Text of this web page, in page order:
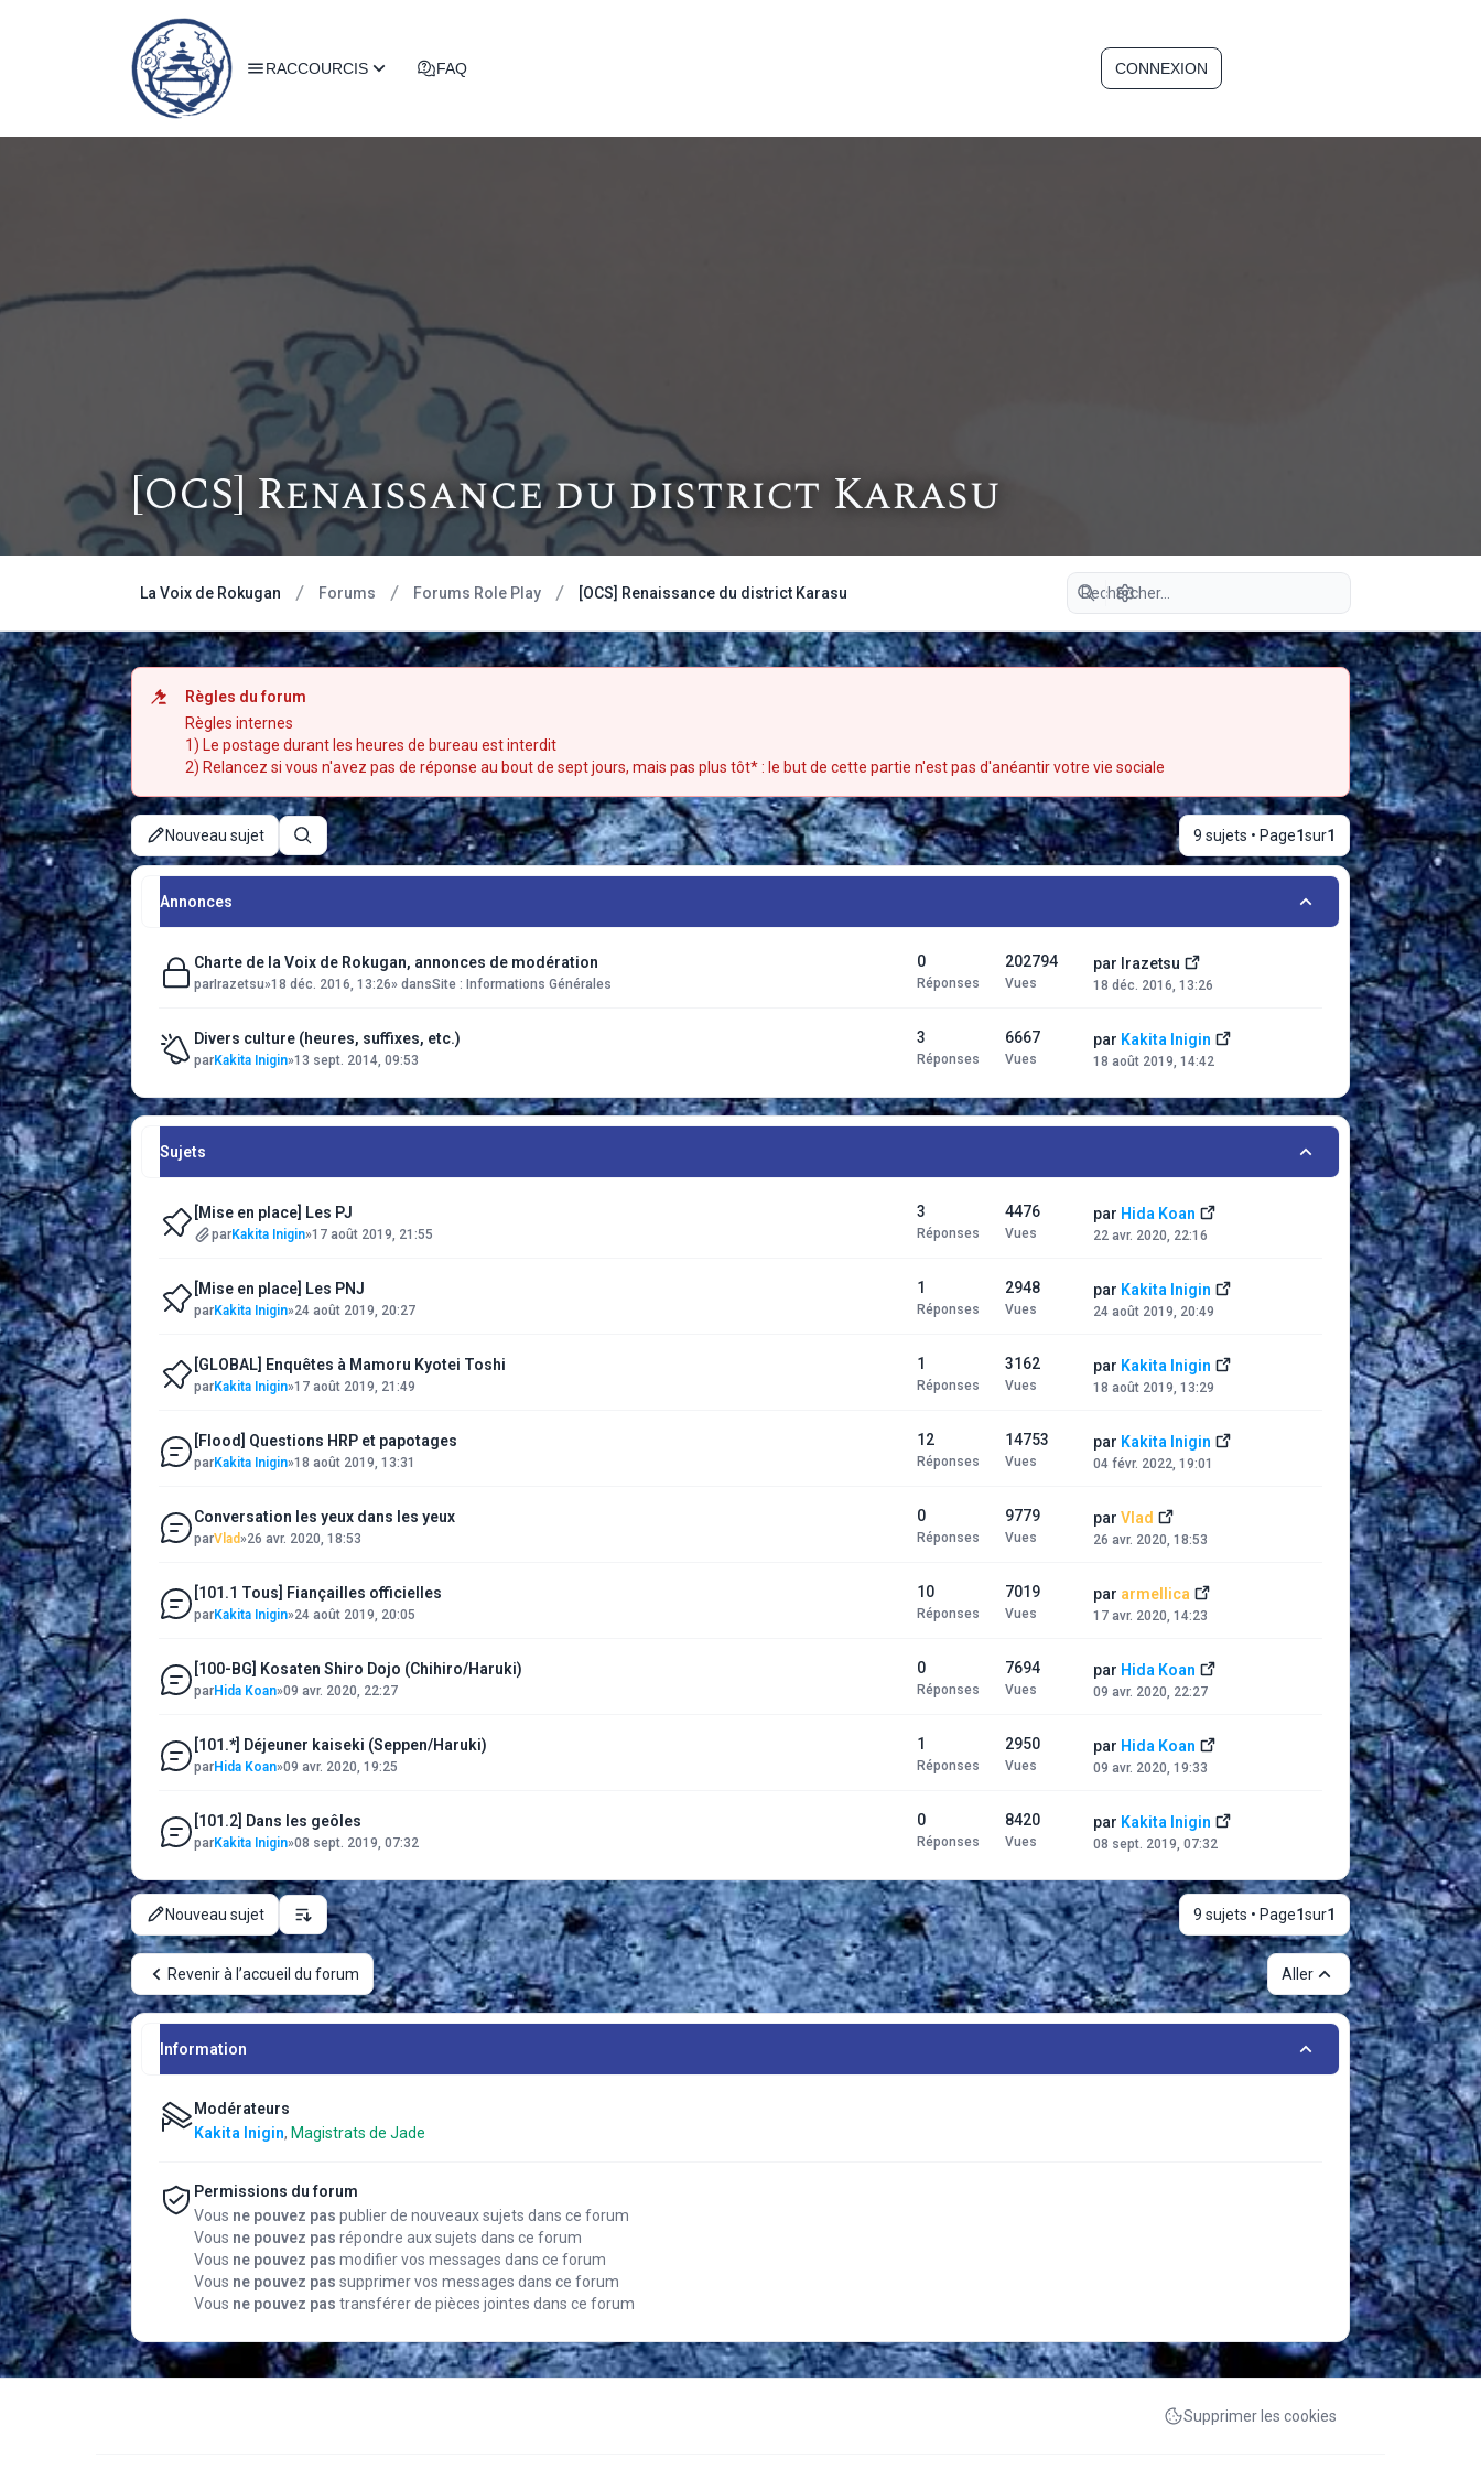
RACCOURCIS FAQ CONNEXION
[OCS] Renaissance du district Karasu
La Voix de Rokugan Forums Forums Role Play [OCS] Renaissance du district Karasu
Recherche avancée
Règles du forum
Règles internes
1) Le postage durant les heures de bureau est interdit
2) Relancez si vous n'avez pas de réponse au bout de sept jours, mais pas plus tôt* : le but de cette partie n'est pas d'anéantir votre vie sociale
Nouveau sujet
Rechercher
9 sujets • Page1sur1
Annonces
Charte de la Voix de Rokugan, annonces de modération
parIrazetsu»18 déc. 2016, 13:26» dansSite : Informations Générales
0
Réponses
202794
Vues
par Irazetsu
18 déc. 2016, 13:26
Divers culture (heures, suffixes, etc.)
parKakita Inigin»13 sept. 2014, 09:53
3
Réponses
6667
Vues
par Kakita Inigin
18 août 2019, 14:42
Sujets
[Mise en place] Les PJ
parKakita Inigin»17 août 2019, 21:55
3
Réponses
4476
Vues
par Hida Koan
22 avr. 2020, 22:16
[Mise en place] Les PNJ
parKakita Inigin»24 août 2019, 20:27
1
Réponses
2948
Vues
par Kakita Inigin
24 août 2019, 20:49
[GLOBAL] Enquêtes à Mamoru Kyotei Toshi
parKakita Inigin»17 août 2019, 21:49
1
Réponses
3162
Vues
par Kakita Inigin
18 août 2019, 13:29
[Flood] Questions HRP et papotages
parKakita Inigin»18 août 2019, 13:31
12
Réponses
14753
Vues
par Kakita Inigin
04 févr. 2022, 19:01
Conversation les yeux dans les yeux
parVlad»26 avr. 2020, 18:53
0
Réponses
9779
Vues
par Vlad
26 avr. 2020, 18:53
[101.1 Tous] Fiançailles officielles
parKakita Inigin»24 août 2019, 20:05
10
Réponses
7019
Vues
par armellica
17 avr. 2020, 14:23
[100-BG] Kosaten Shiro Dojo (Chihiro/Haruki)
parHida Koan»09 avr. 2020, 22:27
0
Réponses
7694
Vues
par Hida Koan
09 avr. 2020, 22:27
[101.*] Déjeuner kaiseki (Seppen/Haruki)
parHida Koan»09 avr. 2020, 19:25
1
Réponses
2950
Vues
par Hida Koan
09 avr. 2020, 19:33
[101.2] Dans les geôles
parKakita Inigin»08 sept. 2019, 07:32
0
Réponses
8420
Vues
par Kakita Inigin
08 sept. 2019, 07:32
Nouveau sujet
Options d’affichage et de tri
9 sujets • Page1sur1
Revenir à l’accueil du forum Aller
Information
Modérateurs
Kakita Inigin, Magistrats de Jade
Permissions du forum
Vous ne pouvez pas publier de nouveaux sujets dans ce forum
Vous ne pouvez pas répondre aux sujets dans ce forum
Vous ne pouvez pas modifier vos messages dans ce forum
Vous ne pouvez pas supprimer vos messages dans ce forum
Vous ne pouvez pas transférer de pièces jointes dans ce forum
Supprimer les cookies